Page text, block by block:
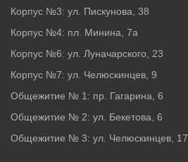
Корпус №3: ул. Пискунова, 38
Корпус №4: пл. Минина, 7а
Корпус №6: ул. Луначарского, 23
Корпус №7: ул. Челюскинцев, 9
Общежитие № 1: пр. Гагарина, 6
Общежитие № 2: ул. Бекетова, 6
Общежитие № 3: ул. Челюскинцев, 17